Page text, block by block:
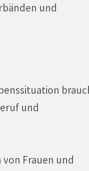
und
und
Frauen und